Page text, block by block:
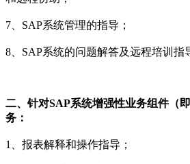
7、SAP系统管理的指导；
8、SAP系统的问题解答及远程培训指
二、针对SAP系统增强性业务组件（
务：
1、报表解释和操作指导；